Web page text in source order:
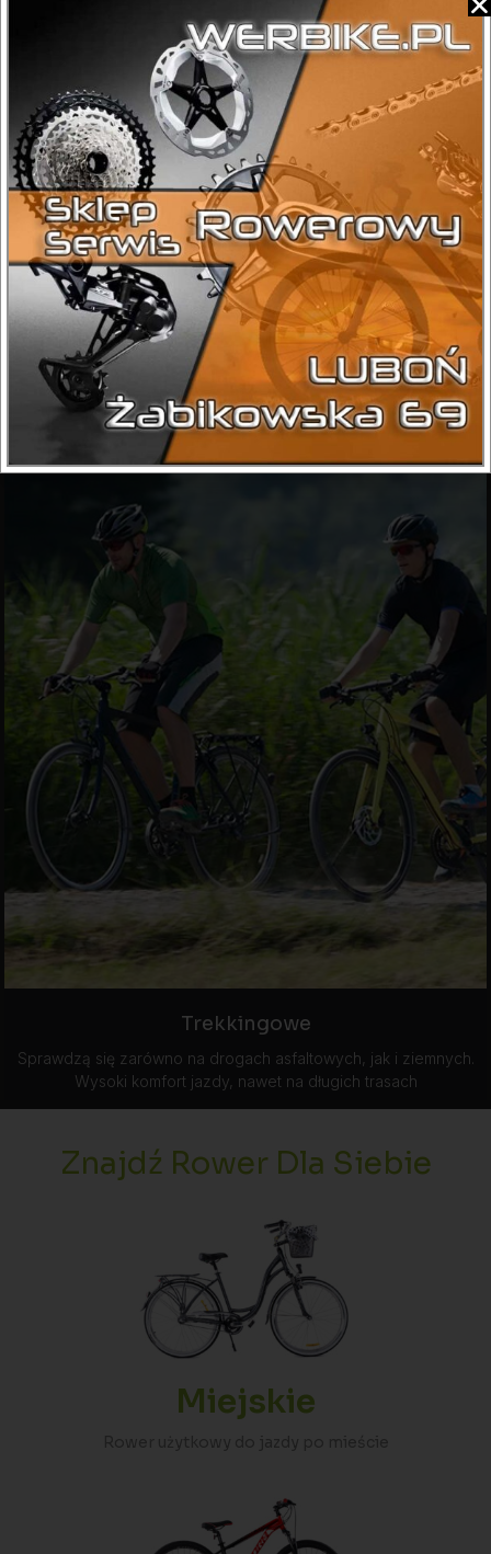
Miejskie
Klasyczne rowery miejskie osadzone są najczęściej na 28-
calowych kołach z wąskimi i gładkimi oponami.
Trekkingowe
Sprawdzą się zarówno na drogach asfaltowych, jak i ziemnych.
Wysoki komfort jazdy, nawet na długich trasach
Znajdź Rower Dla Siebie
Miejskie